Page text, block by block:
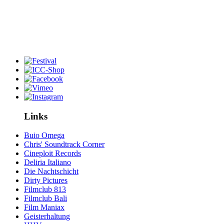
Links
Buio Omega
Chris' Soundtrack Corner
Cineploit Records
Deliria Italiano
Die Nachtschicht
Dirty Pictures
Filmclub 813
Filmclub Bali
Film Maniax
Geisterhaltung